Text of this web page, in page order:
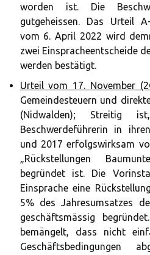
worden ist. Die
gutgeheissen. Das Urteil
vom 6. April 2022 wird
zwei Einspracheentscheide
werden bestätigt.
Urteil vom 17. November
Gemeindesteuern und
(Nidwalden);
Beschwerdeführerin in
und 2017 erfolgswirksam
„Rückstellungen
begründet ist. Die
Einsprache eine
5% des Jahresumsatzes
geschäftsmässig
bemängelt, dass nicht
Geschäftsbedingungen